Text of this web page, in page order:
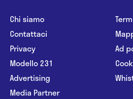
Chi siamo
Contattaci
Privacy
Modello 231
Advertising
Media Partner
Ad